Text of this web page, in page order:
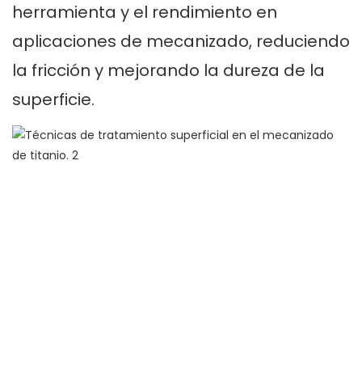
herramienta y el rendimiento en
aplicaciones de mecanizado, reduciendo
la fricción y mejorando la dureza de la
superficie.